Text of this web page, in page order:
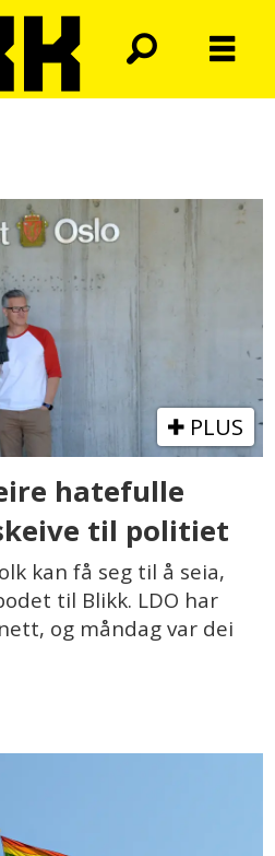
PLUS
hatefulle
til politiet
kan få seg til å seia,
til Blikk. LDO har
og måndag var dei